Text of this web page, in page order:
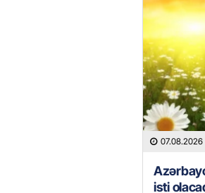
07.08.2026
isti